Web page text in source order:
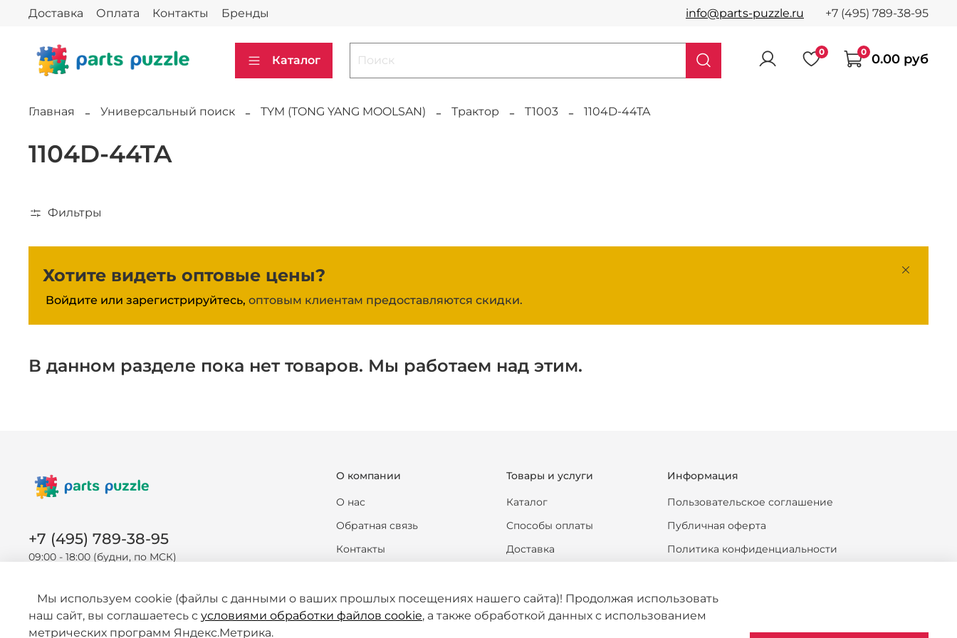
Доставка Оплата Контакты Бренды info@parts-puzzle.ru +7 (495) 789-38-95
Каталог
0 0 0.00 руб
Главная Универсальный поиск TYM (TONG YANG MOOLSAN) Трактор T1003 1104D-44TA
1104D-44TA
Фильтры
Хотите видеть оптовые цены?
Войдите или зарегистрируйтесь, оптовым клиентам предоставляются скидки.
В данном разделе пока нет товаров. Мы работаем над этим.
О компании
О нас
Обратная связь
Контакты
Новости
Статьи
Товары и услуги
Каталог
Способы оплаты
Доставка
Формы документов
Информация
Пользовательское соглашение
Публичная оферта
Политика конфиденциальности
Политика обработки персональных данных
Согласие на обработку персональных данных
+7 (495) 789-38-95
09:00 - 18:00 (будни, по МСК)
Мы используем cookie (файлы с данными о ваших прошлых посещениях нашего сайта)! Продолжая использовать
наш сайт, вы соглашаетесь с условиями обработки файлов cookie, а также обработкой данных с использованием
метрических программ Яндекс.Метрика.